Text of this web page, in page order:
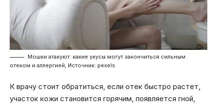
Мошки атакуют: какие укусы могут закончиться сильным
отеком и аллергией, Источник: pexels
К врачу стоит обратиться, если отек быстро растет,
участок кожи становится горячим, появляется гной,